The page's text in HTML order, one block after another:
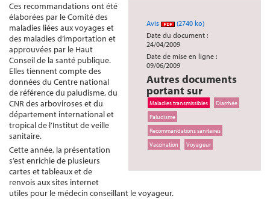
Avis
(2740 ko)
Date du document :
24/04/2009
Date de mise en ligne :
09/06/2009
Autres documents
portant sur
Maladies transmissibles
Diarrhée
Paludisme
Recommandations sanitaires
Vaccination
Voyageur
Ces recommandations ont été
élaborées par le Comité des
maladies liées aux voyages et
des maladies d’importation et
approuvées par le Haut
Conseil de la santé publique.
Elles tiennent compte des
données du Centre national
de référence du paludisme, du
CNR des arboviroses et du
département international et
tropical de l’Institut de veille
sanitaire.
Cette année, la présentation
s’est enrichie de plusieurs
cartes et tableaux et de
renvois aux sites internet
utiles pour le médecin conseillant le voyageur.